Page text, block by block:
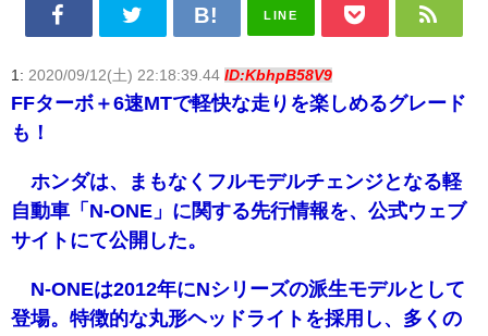
LINE
1: 2020/09/12(土) 22:18:39.44 ID:KbhpB58V9
FFターボ＋6速MTで軽快な走りを楽しめるグレード
も！
ホンダは、まもなくフルモデルチェンジとなる軽
自動車「N-ONE」に関する先行情報を、公式ウェブ
サイトにて公開した。
N-ONEは2012年にNシリーズの派生モデルとして
登場。特徴的な丸形ヘッドライトを採用し、多くの